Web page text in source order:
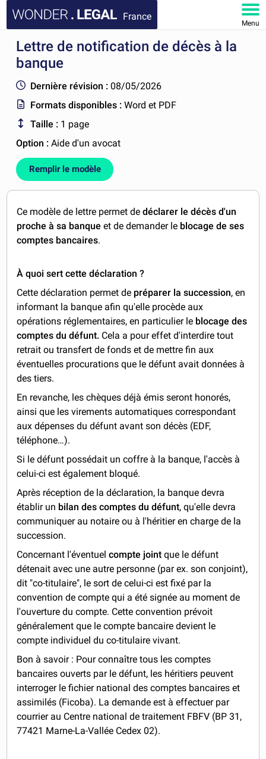
France
Menu
ACCUEIL
FAQ
MON COMPTE
Lettre de notification de décès à la
banque
Dernière révision : 08/05/2026
Formats disponibles :Word et PDF
Taille : 1 page
Option :Aide d'un avocat
Remplir le modèle
Ce modèle de lettre permet dedéclarer le décès d'un
proche à sa banque et de demander le blocage de ses
comptes bancaires.
À quoi sert cette déclaration ?
Cette déclaration permet de préparer la succession, en
informant la banque afin qu'elle procède aux
opérations réglementaires, en particulier le blocage des
comptes du défunt. Cela a pour effet d'interdire tout
retrait ou transfert de fonds et de mettre fin aux
éventuelles procurations que le défunt avait données à
des tiers.
En revanche, les chèques déjà émis seront honorés,
ainsi que les virements automatiques correspondant
aux dépenses du défunt avant son décès (EDF,
téléphone…).
Si le défunt possédait un coffre à la banque, l'accès à
celui-ci est également bloqué.
Après réception de la déclaration, la banque devra
établir un bilan des comptes du défunt, qu'elle devra
communiquer au notaire ou à l'héritier en charge de la
succession.
Concernant l'éventuelcompte jointque le défunt
détenait avec une autre personne (par ex. son conjoint),
dit "co-titulaire", le sort de celui-ci est fixé par la
convention de compte qui a été signée au moment de
l'ouverture du compte. Cette convention prévoit
généralement que le compte bancaire devient le
compte individuel du co-titulaire vivant.
Bon à savoir : Pour connaître tous les comptes
bancaires ouverts par le défunt, les héritiers peuvent
interroger le fichier national des comptes bancaires et
assimilés (Ficoba). La demande est à effectuer par
courrier au Centre national de traitement FBFV (BP 31,
77421 Marne-La-Vallée Cedex 02).